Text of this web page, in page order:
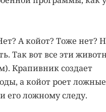
А койот? Тоже нет?
Так вот все эти
Крапивник создает
а койот роет ложные
его ложному следу.